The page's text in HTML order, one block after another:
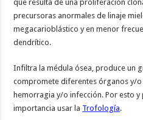
que resulta de una proliferación
precursoras anormales de linaje
megacarioblástico y en menor
dendrítico.
Infiltra la médula ósea, produce un
compromete diferentes órganos y/o
hemorragia y/o infección. Por esto y
importancia usar la Trofología.